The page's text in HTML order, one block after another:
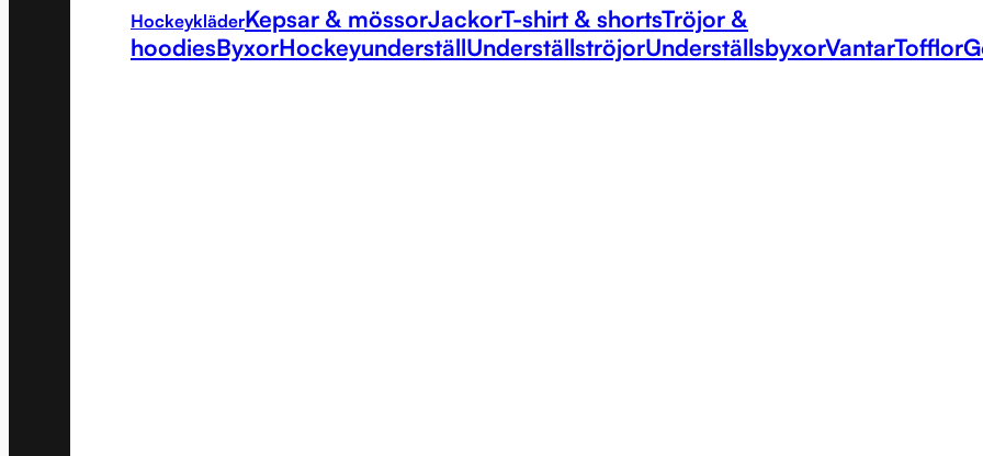
HockeykläderKepsar & mössorJackorT-shirt & shortsTröjor &
hoodiesByxorHockeyunderställUnderställströjorUnderställsbyxorVantarTofflor